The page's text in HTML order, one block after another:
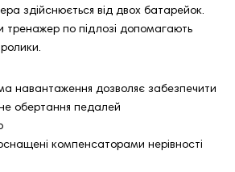
здійснюється від двох батарейок.
тренажер по підлозі допомагають
навантаження дозволяє забезпечити
обертання педалей
компенсаторами нерівності